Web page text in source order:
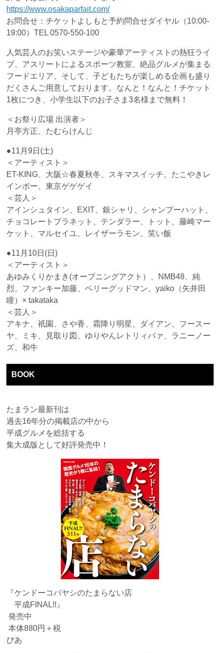
https://www.osakaparfait.com/
お問合せ：チケットよしもと予約問合せダイヤル（10:00-
19:00）TEL 0570-550-100
人気芸人のお笑いステージや豪華アーティストの熱狂ライ
ブ、アスリートによるスポーツ教室、絶品グルメが集まる
フードエリア、そして、子どもたちが楽しめる企画も盛り
だくさんご用意しております。なんと！なんと！チケット
1枚につき、小学生以下のお子さま3名様まで無料！
＜お祭り広場 出演者＞
月亭方正、たむらけんじ
●11月9日(土)
＜アーティスト＞
ET-KING、大阪☆春夏秋冬、スキマスイッチ、たこやきレ
インボー、東京ゲゲゲイ
＜芸人＞
アインシュタイン、EXIT、銀シャリ、シャンプーハット、
チョコレートプラネット、テンダラー、トット、藤崎マー
ケット、マルセイユ、レイザーラモン、笑い飯
●11月10日(日)
＜アーティスト＞
あゆみくりかまき(オープニングアクト）、NMB48、純
烈、ファンキー加藤、ベリーグッドマン、yaiko（矢井田
瞳）× takataka
＜芸人＞
アキナ、祇園、さや香、霜降り明星、ダイアン、フースー
ヤ、ミキ、見取り図、ゆりやんレトリィバァ、ラニーノー
ズ、和牛
BOOK
たまラン最新刊は
過去16年分の掲載店の中から
平成グルメを総括する
集大成版として好評発売中！
『ケンドーコバヤシのたまらない店
平成FINAL!!』
発売中
本体880円＋税
ぴあ